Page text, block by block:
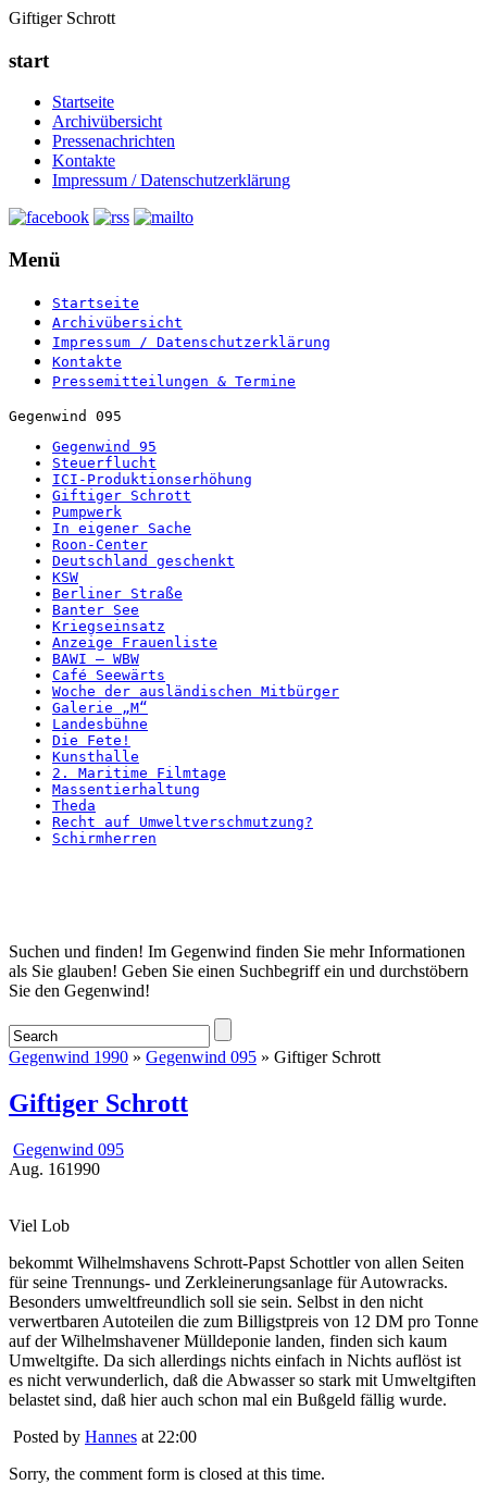
Giftiger Schrott
start
Startseite
Archivübersicht
Pressenachrichten
Kontakte
Impressum / Datenschutzerklärung
Menü
Startseite
Archivübersicht
Impressum / Datenschutzerklärung
Kontakte
Pressemitteilungen & Termine
Gegenwind 095
Gegenwind 95
Steuerflucht
ICI-Produktionserhöhung
Giftiger Schrott
Pumpwerk
In eigener Sache
Roon-Center
Deutschland geschenkt
KSW
Berliner Straße
Banter See
Kriegseinsatz
Anzeige Frauenliste
BAWI – WBW
Café Seewärts
Woche der ausländischen Mitbürger
Galerie „M“
Landesbühne
Die Fete!
Kunsthalle
2. Maritime Filmtage
Massentierhaltung
Theda
Recht auf Umweltverschmutzung?
Schirmherren
Startseite
Suchen und finden! Im Gegenwind finden Sie mehr Informationen
als Sie glauben! Geben Sie einen Suchbegriff ein und durchstöbern
Sie den Gegenwind!
Gegenwind 1990 » Gegenwind 095 » Giftiger Schrott
Giftiger Schrott
Gegenwind 095
Aug. 161990
Viel Lob
bekommt Wilhelmshavens Schrott-Papst Schottler von allen Seiten
für seine Trennungs- und Zerkleinerungsanlage für Autowracks.
Besonders umweltfreundlich soll sie sein. Selbst in den nicht
verwertbaren Autoteilen die zum Billigstpreis von 12 DM pro Tonne
auf der Wilhelmshavener Mülldeponie landen, finden sich kaum
Umweltgifte. Da sich allerdings nichts einfach in Nichts auflöst ist
es nicht verwunderlich, daß die Abwasser so stark mit Umweltgiften
belastet sind, daß hier auch schon mal ein Bußgeld fällig wurde.
Posted by Hannes at 22:00
Sorry, the comment form is closed at this time.